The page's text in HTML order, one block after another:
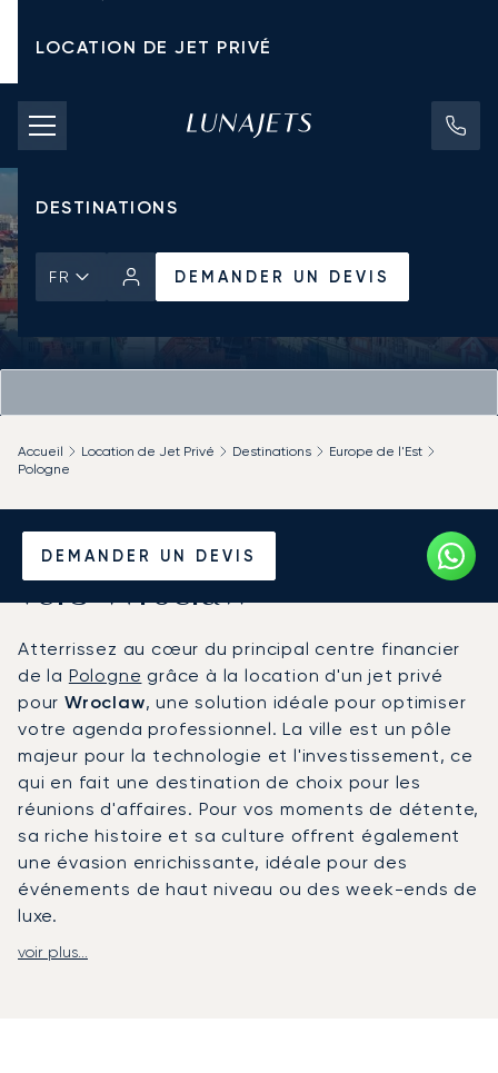
LOCATION DE JET PRIVÉ
TARIFS D'AFFRÈTEMENT
JETS PRIVÉS
DESTINATIONS
FR DEMANDER UN DEVIS
DEMANDER UN DEVIS
Accueil Location de Jet Privé Destinations
Europe de l'Est
Pologne
Louer un Jet Privé depuis et
vers Wroclaw
Atterrissez au cœur du principal centre financier
de la Pologne grâce à la location d'un jet privé
pour Wroclaw, une solution idéale pour optimiser
votre agenda professionnel. La ville est un pôle
majeur pour la technologie et l'investissement, ce
qui en fait une destination de choix pour les
réunions d'affaires. Pour vos moments de détente,
sa riche histoire et sa culture offrent également
une évasion enrichissante, idéale pour des
événements de haut niveau ou des week-ends de
luxe.
Votre voyage est organisé pour s'adapter
voir plus...